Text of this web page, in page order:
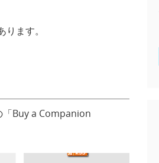
ます。
「Buy a Companion